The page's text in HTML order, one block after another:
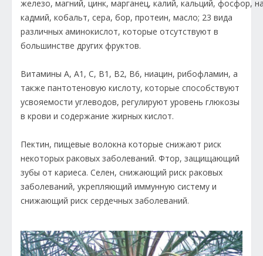
железо, магний, цинк, марганец, калий, кальций, фосфор,
кадмий, кобальт, сера, бор, протеин, масло; 23 вида
различных аминокислот, которые отсутствуют в
большинстве других фруктов.
Витамины А, А1, С, В1, В2, В6, ниацин, рибофламин, а
также пантотеновую кислоту, которые способствуют
усвояемости углеводов, регулируют уровень глюкозы
в крови и содержание жирных кислот.
Пектин, пищевые волокна которые снижают риск
некоторых раковых заболеваний. Фтор, защищающий
зубы от кариеса. Селен, снижающий риск раковых
заболеваний, укрепляющий иммунную систему и
снижающий риск сердечных заболеваний.